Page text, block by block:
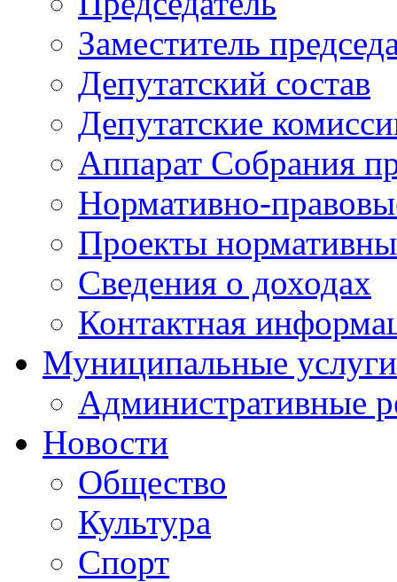
Заместитель
Депутатский состав
Депутатские
Аппарат Собрания
Нормативно-
Проекты
Сведения о доходах
Контактная
Муниципальные услуги
Административные
Новости
Общество
Культура
Спорт